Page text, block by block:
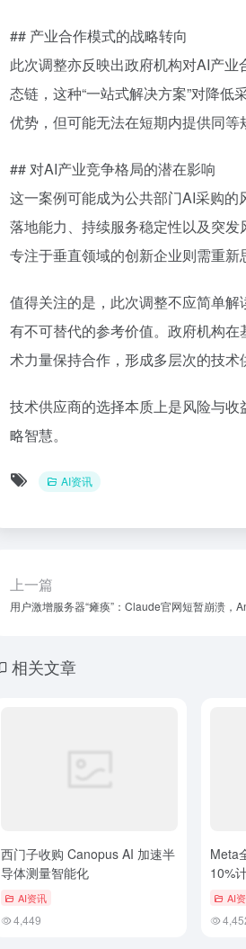
## 产业合作模式的战略转向
此次调整亦反映出政府机构对AI产
态链，这种“一站式解决方案”对降
优势，但可能无法在短期内提供同等
## 对AI产业竞争格局的潜在影响
这一案例可能成为公共部门AI采购
落地能力、持续服务稳定性以及突
专注于垂直领域的创新企业则需重新
值得关注的是，此次调整不应简单
有不可替代的参考价值。政府机构
术力量保持合作，形成多层次的技术
技术供应商的选择本质上是风险与
略智慧。
AI资讯
上一篇
用户激增服务器“瘫痪”：Claude官网短暂崩溃，
相关文章
西门子收购 Canopus AI 加速半
导体测量智能化
AI资讯
4,449
Meta
10%
AI